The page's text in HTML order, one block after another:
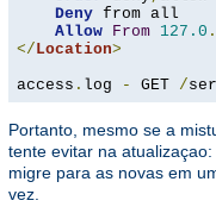
Deny from all
Allow From 127.0 .
</Location>
access . log - GET /
Portanto, mesmo se a
tente evitar na
migre para as novas em
vez.